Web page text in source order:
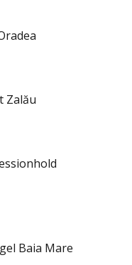
Zalău
Baia Mare